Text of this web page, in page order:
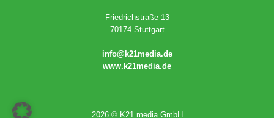
Friedrichstraße 13
70174 Stuttgart
info@k21media.de
www.k21media.de
2026 © K21 media GmbH